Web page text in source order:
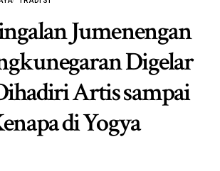
Jumenengan
Digelar
Artis sampai
di Yogya